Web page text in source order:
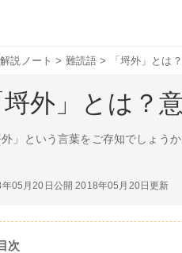
説ノート > 難読語 > 「埒外」とは
埒外」とは？
外」という言葉をご存知でしょう
05月20日公開 2018年05月20日更新
目次